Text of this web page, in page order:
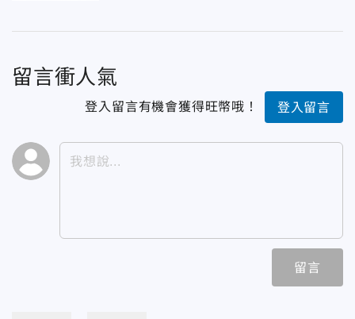
留言衝人氣
登入留言有機會獲得旺幣哦！ 登入留言
留言